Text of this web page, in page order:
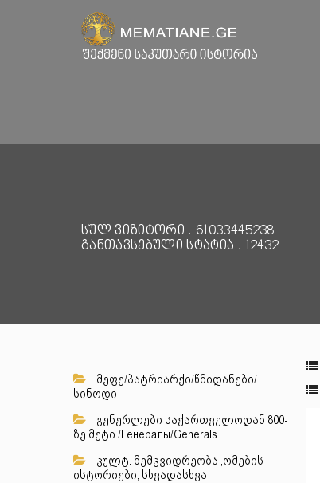
სულ ვიზიტორი : 61033445238
განთავსებული სტატია : 12432
მეფე/პატრიარქი/წმიდანები/
სინოდი
გენერლები საქართველოდან 800-
ზე მეტი /Генералы/Generals
კულტ. მემკვიდრეობა ,ომების
ისტორიები, სხვადასხვა